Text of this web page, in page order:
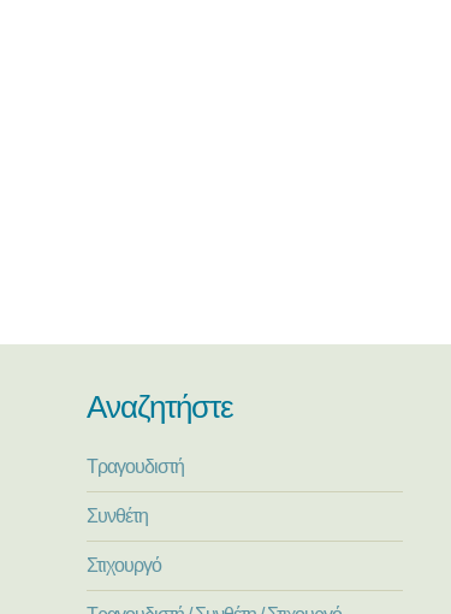
Αναζητήστε
Τραγουδιστή
Συνθέτη
Στιχουργό